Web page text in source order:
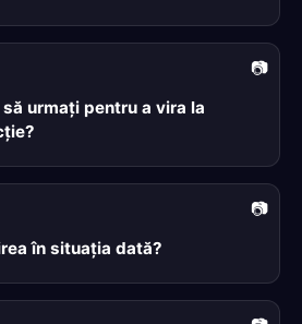
urmaţi pentru a vira la
în situaţia dată?